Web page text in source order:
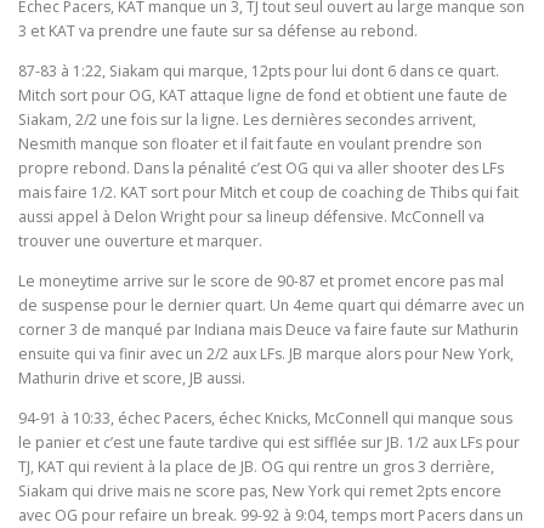
Échec Pacers, KAT manque un 3, TJ tout seul ouvert au large manque son
3 et KAT va prendre une faute sur sa défense au rebond.
87-83 à 1:22, Siakam qui marque, 12pts pour lui dont 6 dans ce quart.
Mitch sort pour OG, KAT attaque ligne de fond et obtient une faute de
Siakam, 2/2 une fois sur la ligne. Les dernières secondes arrivent,
Nesmith manque son floater et il fait faute en voulant prendre son
propre rebond. Dans la pénalité c’est OG qui va aller shooter des LFs
mais faire 1/2. KAT sort pour Mitch et coup de coaching de Thibs qui fait
aussi appel à Delon Wright pour sa lineup défensive. McConnell va
trouver une ouverture et marquer.
Le moneytime arrive sur le score de 90-87 et promet encore pas mal
de suspense pour le dernier quart. Un 4eme quart qui démarre avec un
corner 3 de manqué par Indiana mais Deuce va faire faute sur Mathurin
ensuite qui va finir avec un 2/2 aux LFs. JB marque alors pour New York,
Mathurin drive et score, JB aussi.
94-91 à 10:33, échec Pacers, échec Knicks, McConnell qui manque sous
le panier et c’est une faute tardive qui est sifflée sur JB. 1/2 aux LFs pour
TJ, KAT qui revient à la place de JB. OG qui rentre un gros 3 derrière,
Siakam qui drive mais ne score pas, New York qui remet 2pts encore
avec OG pour refaire un break. 99-92 à 9:04, temps mort Pacers dans un